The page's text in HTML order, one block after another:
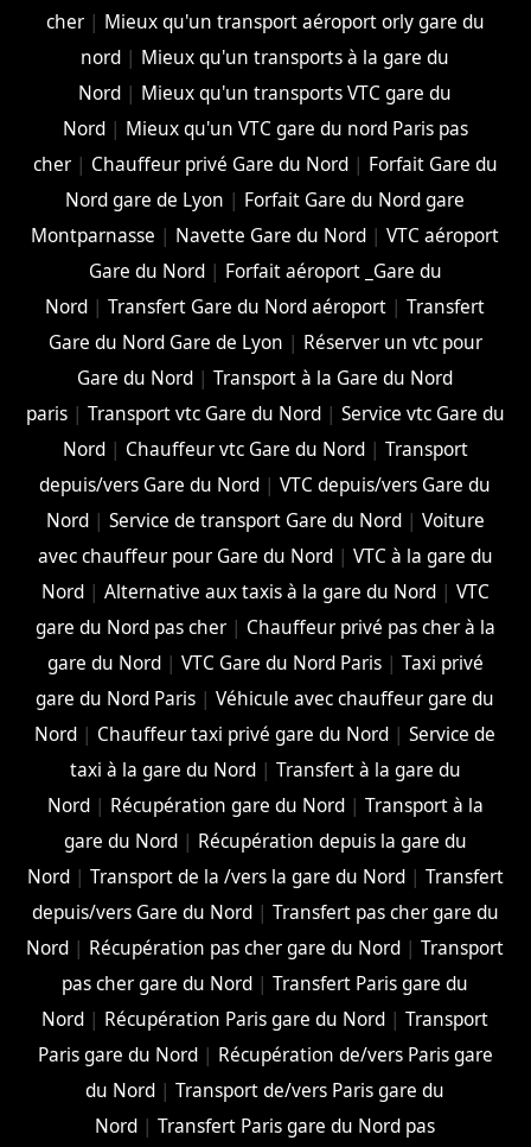
cher| Mieux qu'un transport aéroport orly gare du
nord | Mieux qu'un transports à la gare du
Nord | Mieux qu'un transports VTC gare du
Nord| Mieux qu'un VTC gare du nord Paris pas
cher| Chauffeur privé Gare du Nord| Forfait Gare du
Nord gare de Lyon | Forfait Gare du Nord gare
Montparnasse | Navette Gare du Nord |VTC aéroport
Gare du Nord| Forfait aéroport _Gare du
Nord |Transfert Gare du Nord aéroport |Transfert
Gare du Nord Gare de Lyon | Réserver un vtc pour
Gare du Nord |Transport à la Gare du Nord
paris| Transport vtc Gare du Nord| Service vtc Gare du
Nord| Chauffeur vtc Gare du Nord| Transport
depuis/vers Gare du Nord |VTC depuis/vers Gare du
Nord| Service de transport Gare du Nord| Voiture
avec chauffeur pour Gare du Nord| VTC à la gare du
Nord| Alternative aux taxis à la gare du Nord| VTC
gare du Nord pas cher| Chauffeur privé pas cher à la
gare du Nord| VTC Gare du Nord Paris| Taxi privé
gare du Nord Paris |Véhicule avec chauffeur gare du
Nord | Chauffeur taxi privé gare du Nord |Service de
taxi à la gare du Nord| Transfert à la gare du
Nord| Récupération gare du Nord| Transport à la
gare du Nord| Récupération depuis la gare du
Nord| Transport de la /vers la gare du Nord| Transfert
depuis/vers Gare du Nord| Transfert pas cher gare du
Nord | Récupération pas cher gare du Nord |Transport
pas cher gare du Nord |Transfert Paris gare du
Nord | Récupération Paris gare du Nord |Transport
Paris gare du Nord| Récupération de/vers Paris gare
du Nord |Transport de/vers Paris gare du
Nord |Transfert Paris gare du Nord pas